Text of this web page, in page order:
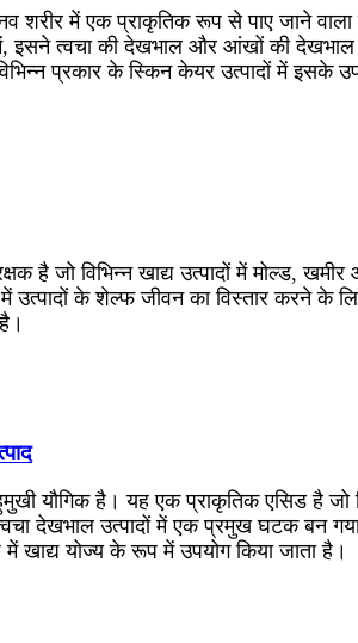
शरीर में एक प्राकृतिक रूप से पाए जाने
में, इसने त्वचा की देखभाल और आंखों की
प्रकार के स्किन केयर उत्पादों में इसके
है जो विभिन्न खाद्य उत्पादों में मोल्ड,
के शेल्फ जीवन का विस्तार करने के
यौगिक है। यह एक प्राकृतिक एसिड है जो
त्वचा देखभाल उत्पादों में एक प्रमुख घटक बन
योज्य के रूप में उपयोग किया जाता है।